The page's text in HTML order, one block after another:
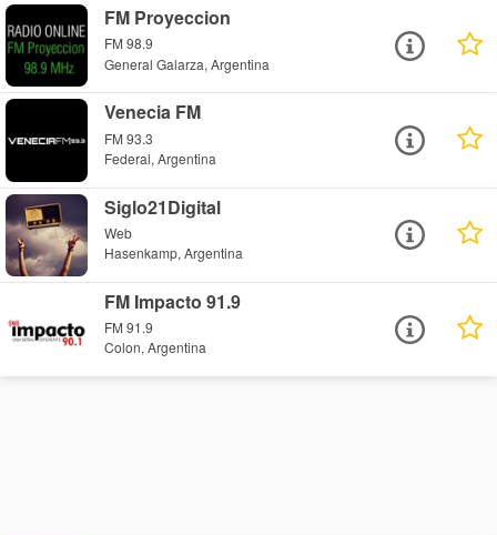
FM Proyeccion
FM 98.9
General Galarza, Argentina
Venecia FM
FM 93.3
Federal, Argentina
Siglo21Digital
Web
Hasenkamp, Argentina
FM Impacto 91.9
FM 91.9
Colon, Argentina